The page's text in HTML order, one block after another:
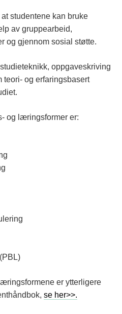
studentene kan bruke
av gruppearbeid,
og gjennom sosial støtte.
oppgaveskriving
teori- og erfaringsbasert
og læringsformer er:
er ytterligere
se her>>.